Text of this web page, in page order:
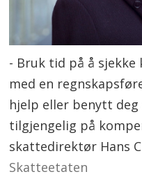
- Bruk tid på å
med en
hjelp eller benytt
tilgjengelig på
skattedirektør Hans
Skatteetaten